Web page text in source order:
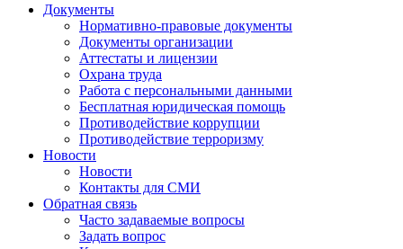
Документы
Нормативно-правовые документы
Документы организации
Аттестаты и лицензии
Охрана труда
Работа с персональными данными
Бесплатная юридическая помощь
Противодействие коррупции
Противодействие терроризму
Новости
Новости
Контакты для СМИ
Обратная связь
Часто задаваемые вопросы
Задать вопрос